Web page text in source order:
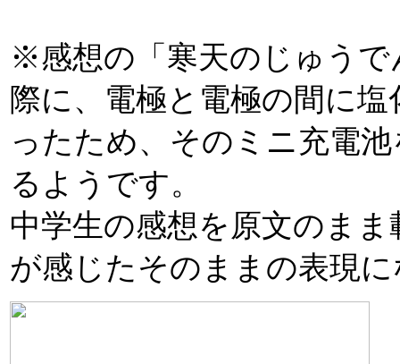
※感想の「寒天のじゅう
際に、電極と電極の間に
ったため、そのミニ充電
るようです。
中学生の感想を原文のま
が感じたそのままの表現